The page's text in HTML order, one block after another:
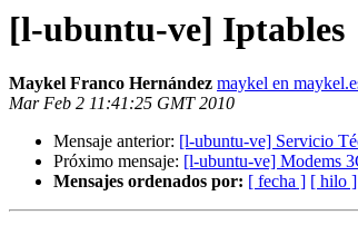
[l-ubuntu-ve] Iptables
Maykel Franco Hernández maykel en
Mar Feb 2 11:41:25 GMT 2010
Mensaje anterior: [l-ubuntu-ve] Servicio
Próximo mensaje: [l-ubuntu-ve] Modems
Mensajes ordenados por: [ fecha ] [ hilo ]